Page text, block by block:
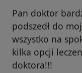
Pan doktor
podszedł do
wszystko na
kilka opcji
doktora!!!